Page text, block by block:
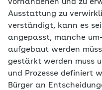
vorhandenen und zu
Ausstattung zu
verständigt, kann es
angepasst, manche
aufgebaut werden
gestärkt werden muss
und Prozesse definiert
Bürger an